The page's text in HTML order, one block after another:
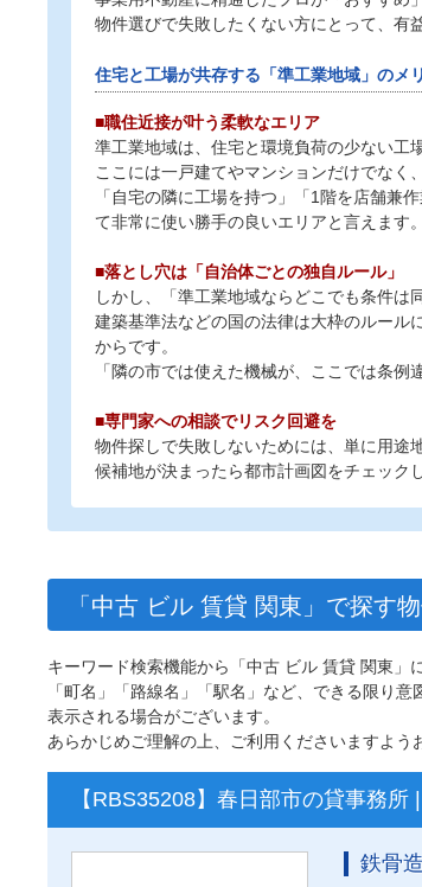
物件選びで失敗したくない方にとって、有
住宅と工場が共存する「準工業地域」のメ
■職住近接が叶う柔軟なエリア
準工業地域は、住宅と環境負荷の少ない工
ここには一戸建てやマンションだけでなく
「自宅の隣に工場を持つ」「1階を店舗兼
て非常に使い勝手の良いエリアと言えます。
■落とし穴は「自治体ごとの独自ルール」
しかし、「準工業地域ならどこでも条件は
建築基準法などの国の法律は大枠のルール
からです。
「隣の市では使えた機械が、ここでは条例
■専門家への相談でリスク回避を
物件探しで失敗しないためには、単に用途
候補地が決まったら都市計画図をチェック
「中古 ビル 賃貸 関東」で探す
キーワード検索機能から「中古 ビル 賃貸 関東」
「町名」「路線名」「駅名」など、できる限り
表示される場合がございます。
あらかじめご理解の上、ご利用くださいますよう
【RBS35208】春日部市の貸事務
鉄骨